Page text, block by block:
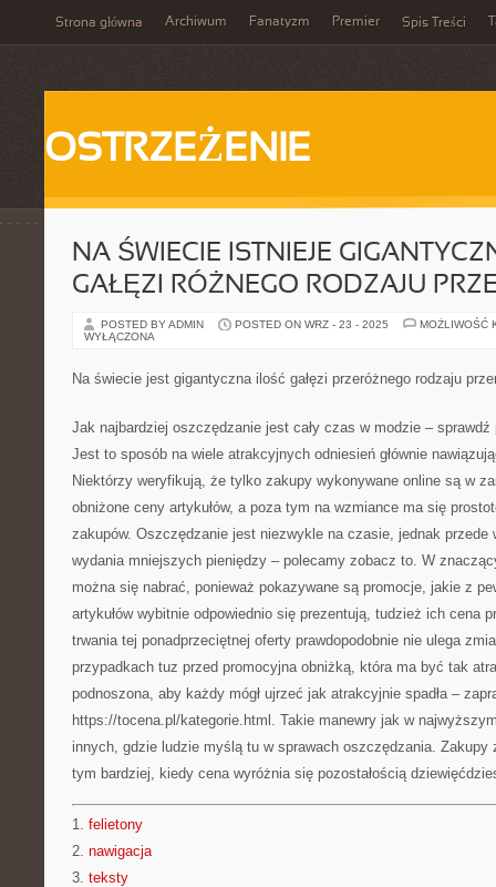
Strona główna Archiwum Fanatyzm Premier Spis Treści
OSTRZEŻENIE
NA ŚWIECIE ISTNIEJE
GAŁĘZI RÓŻNEGO RODZAJU
POSTED BY ADMIN POSTED ON WRZ - 23 - 2025
MOŻLIWOŚĆ
WYŁĄCZONA
Na świecie jest gigantyczna ilość gałęzi przeróżnego rodzaju
Jak najbardziej oszczędzanie jest cały czas w modzie – sprawdź
Jest to sposób na wiele atrakcyjnych odniesień głównie
Niektórzy weryfikują, że tylko zakupy wykonywane online są w
obniżone ceny artykułów, a poza tym na wzmiance ma się
zakupów. Oszczędzanie jest niezwykle na czasie, jednak
wydania mniejszych pieniędzy – polecamy zobacz to. W
można się nabrać, ponieważ pokazywane są promocje, jakie z
artykułów wybitnie odpowiednio się prezentują, tudzież ich cena
trwania tej ponadprzeciętnej oferty prawdopodobnie nie ulega
przypadkach tuz przed promocyjna obniżką, która ma być tak
podnoszona, aby każdy mógł ujrzeć jak atrakcyjnie spadła –
https://tocena.pl/kategorie.html. Takie manewry jak w
innych, gdzie ludzie myślą tu w sprawach oszczędzania.
tym bardziej, kiedy cena wyróżnia się pozostałością
1. felietony
2. nawigacja
3. teksty